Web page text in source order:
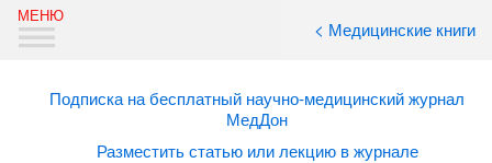
< Медицинские книги
Подписка на бесплатный научно-медицинский журнал
МедДон
Разместить статью или лекцию в журнале